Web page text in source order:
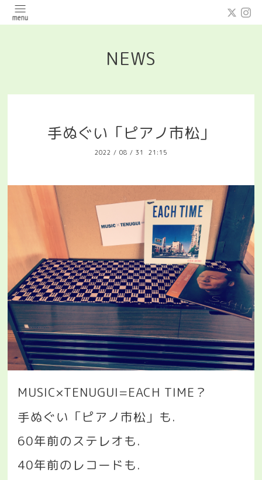
NEWS
手ぬぐい「ピアノ市松」
2022 / 08 / 31 21:15
MUSIC×TENUGUI=EACH TIME ？
手ぬぐい「ピアノ市松」も.
60年前のステレオも.
40年前のレコードも.